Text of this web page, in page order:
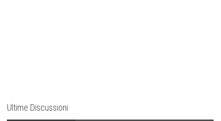
Ultime Discussioni